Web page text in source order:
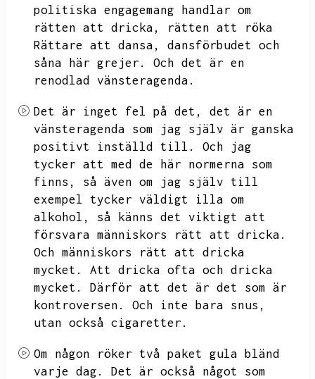
politiska engagemang handlar om
rätten att dricka,
rätten att röka
Rättare att dansa,
dansförbudet och
såna här grejer.
Och det är en
renodlad vänsteragenda.
Det är inget fel på det,
det är en
vänsteragenda som jag själv är ganska
positivt inställd till.
Och jag
tycker att med de här normerna som
finns,
så även om jag själv till
exempel tycker väldigt illa om
alkohol,
så känns det viktigt att
försvara människors rätt att dricka.
Och människors rätt att dricka
mycket.
Att dricka ofta och dricka
mycket.
Därför att det är det som är
kontroversen.
Och inte bara snus,
utan också cigaretter.
Om någon röker två paket gula bländ
varje dag.
Det är också något som